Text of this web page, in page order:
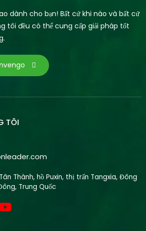
dành cho bạn! Bất cứ khi nào và bất cứ
tôi đều có thể cung cấp giải pháp tốt
TÔI
Thành, hồ Puxin, thị trấn Tangxia, Đông
Trung Quốc